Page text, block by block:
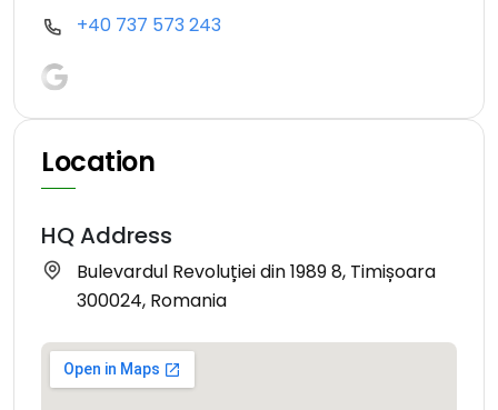
+40 737 573 243
Location
HQ Address
Bulevardul Revoluției din 1989 8, Timișoara
300024, Romania